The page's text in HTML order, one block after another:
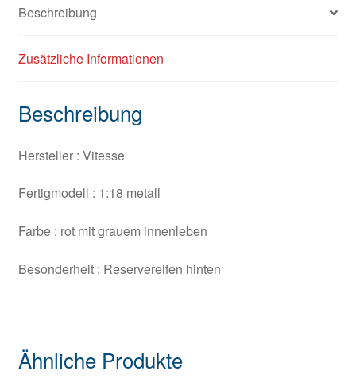
Beschreibung
Zusätzliche Informationen
Beschreibung
Hersteller : Vitesse
Fertigmodell : 1:18 metall
Farbe : rot mit grauem innenleben
Besonderheit : Reservereifen hinten
Ähnliche Produkte